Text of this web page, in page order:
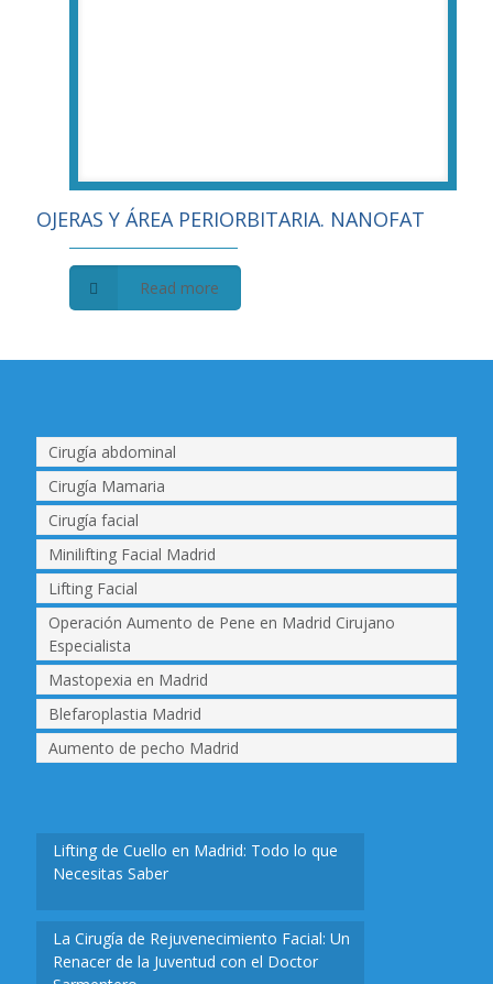
OJERAS Y ÁREA PERIORBITARIA. NANOFAT
Read more
Cirugía abdominal
Cirugía Mamaria
Cirugía facial
Minilifting Facial Madrid
Lifting Facial
Operación Aumento de Pene en Madrid Cirujano
Especialista
Mastopexia en Madrid
Blefaroplastia Madrid
Aumento de pecho Madrid
Lifting de Cuello en Madrid: Todo lo que
Necesitas Saber
La Cirugía de Rejuvenecimiento Facial: Un
Renacer de la Juventud con el Doctor